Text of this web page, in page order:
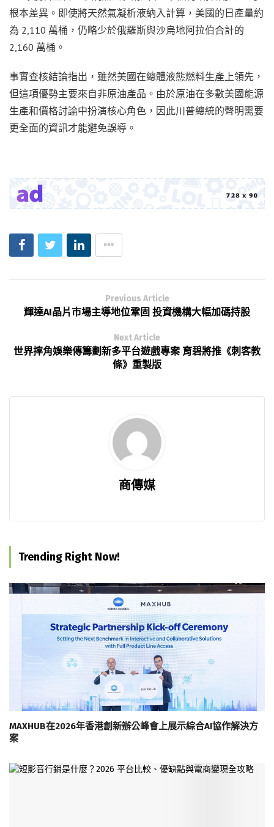
根本差異。即使將天然氣凝析液納入計算，美國的日產量約
為 2,110 萬桶，仍略少於俄羅斯與沙烏地阿拉伯合計的
2,160 萬桶。
事實查核結論指出，雖然美國在總體液態燃料生產上領先，
但這項優勢主要來自非原油產品。由於原油在多數美國能源
生產和價格討論中扮演核心角色，因此川普總統的聲明需要
更全面的資訊才能避免誤導。
Previous Article
輝達AI晶片市場主導地位鞏固 投資機構大幅加碼持股
Next Article
世界摔角娛樂傳籌劃新多平台遊戲專案 育碧將推《刺客教
條》重製版
商傳媒
Trending Right Now!
MAXHUB在2026年香港創新辦公峰會上展示綜合AI協作解決方
案